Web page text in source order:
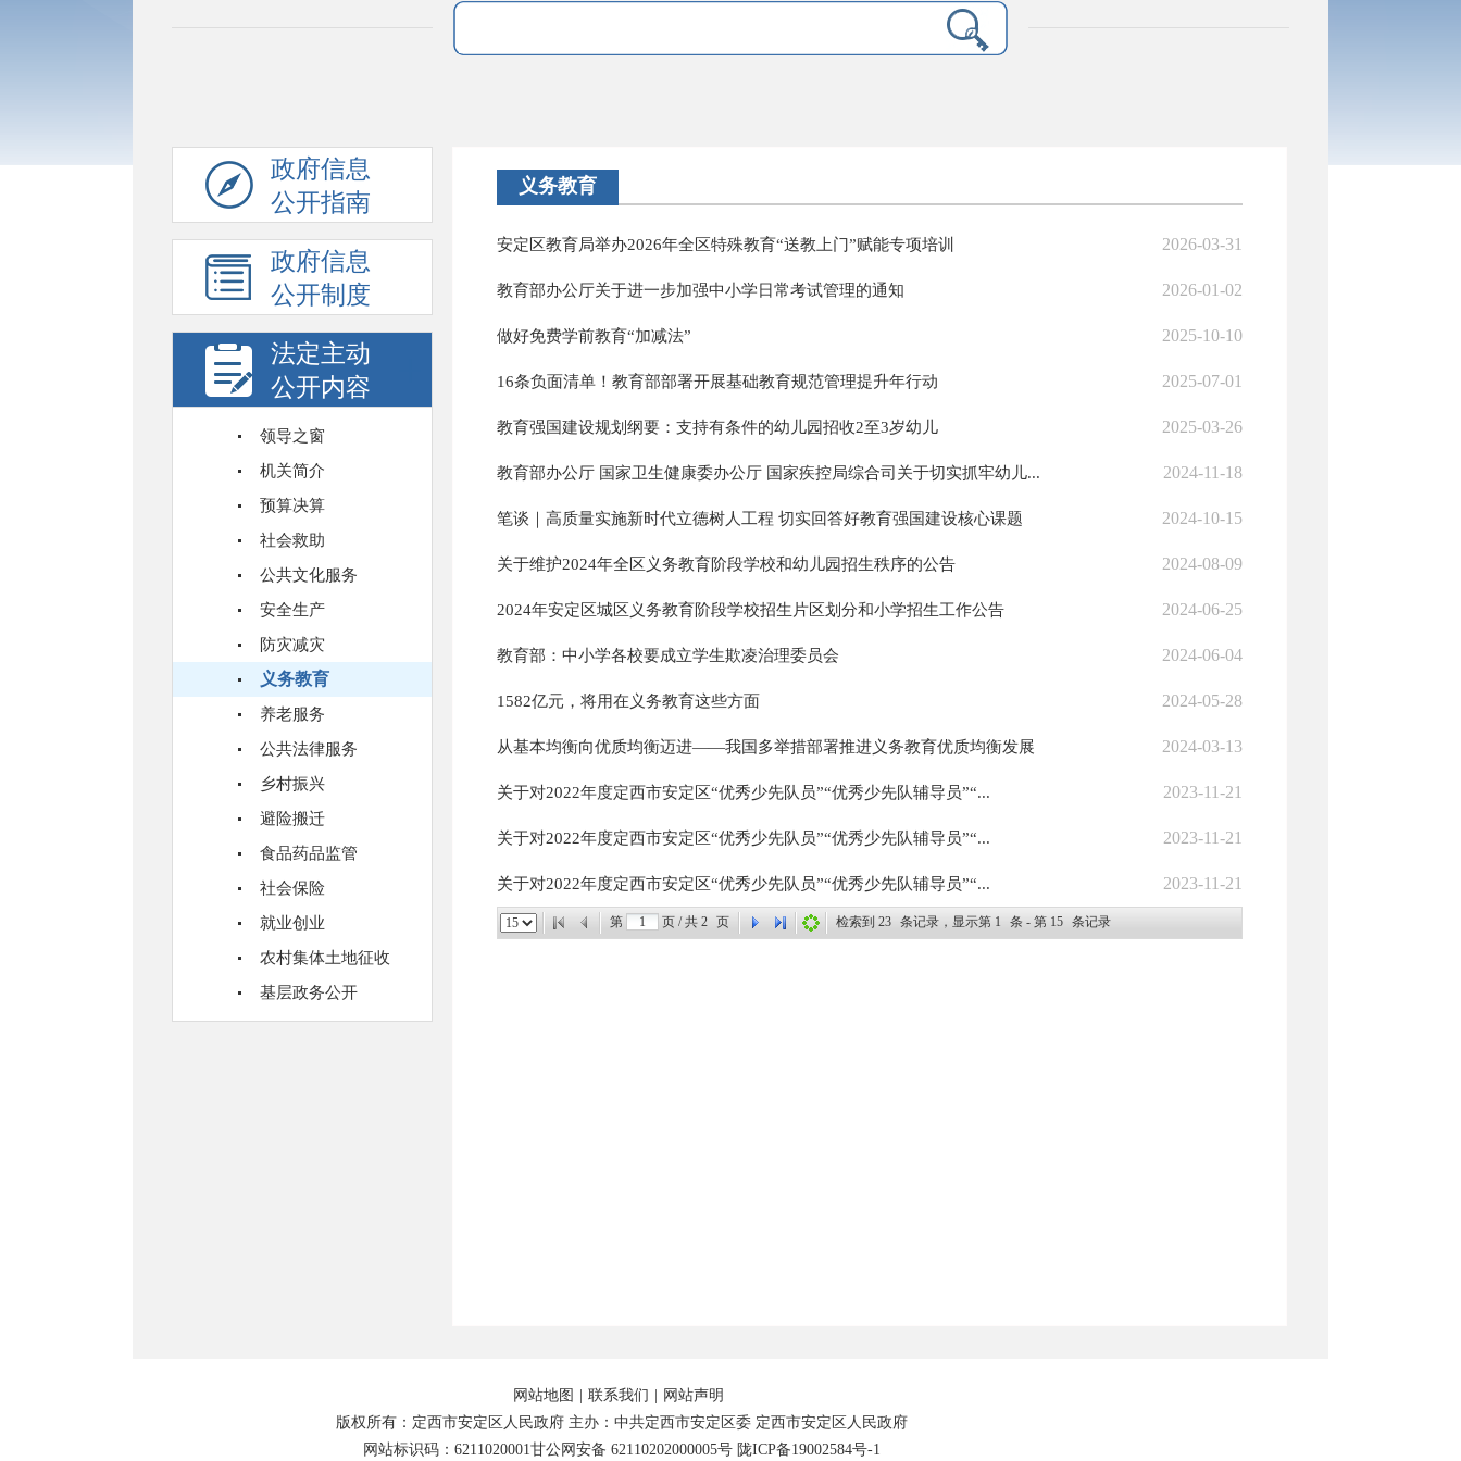
政府信息
公开指南
政府信息
公开制度
法定主动
公开内容
领导之窗
机关简介
预算决算
社会救助
公共文化服务
安全生产
防灾减灾
义务教育
养老服务
公共法律服务
乡村振兴
避险搬迁
食品药品监管
社会保险
就业创业
农村集体土地征收
基层政务公开
义务教育
安定区教育局举办2026年全区特殊教育“送教上门”赋能专项培训 2026-03-31
教育部办公厅关于进一步加强中小学日常考试管理的通知 2026-01-02
做好免费学前教育“加减法” 2025-10-10
16条负面清单！教育部部署开展基础教育规范管理提升年行动 2025-07-01
教育强国建设规划纲要：支持有条件的幼儿园招收2至3岁幼儿 2025-03-26
教育部办公厅 国家卫生健康委办公厅 国家疾控局综合司关于切实抓牢幼儿... 2024-11-18
笔谈｜高质量实施新时代立德树人工程 切实回答好教育强国建设核心课题 2024-10-15
关于维护2024年全区义务教育阶段学校和幼儿园招生秩序的公告 2024-08-09
2024年安定区城区义务教育阶段学校招生片区划分和小学招生工作公告 2024-06-25
教育部：中小学各校要成立学生欺凌治理委员会 2024-06-04
1582亿元，将用在义务教育这些方面 2024-05-28
从基本均衡向优质均衡迈进——我国多举措部署推进义务教育优质均衡发展 2024-03-13
关于对2022年度定西市安定区“优秀少先队员”“优秀少先队辅导员”“... 2023-11-21
关于对2022年度定西市安定区“优秀少先队员”“优秀少先队辅导员”“... 2023-11-21
关于对2022年度定西市安定区“优秀少先队员”“优秀少先队辅导员”“... 2023-11-21
第 页 / 共 2 页 检索到 23 条记录，显示第 1 条 - 第 15 条记录
网站地图 联系我们
网站声明
版权所有：定西市安定区人民政府 主办：中共定西市安定区委 定西市安定区人民政府
网站标识码：6211020001甘公网安备 62110202000005号 陇ICP备19002584号-1